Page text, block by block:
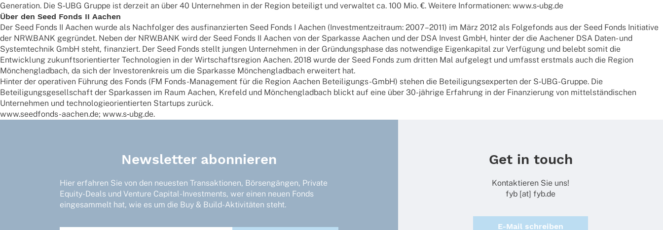
Gene­ra­tion. Die S‑UBG Gruppe ist derzeit an über 40 Unter­neh­men in der Region betei­ligt und verwal­tet ca. 100 Mio. €. Weitere Infor­ma­tio­nen: www.s‑ubg.de
Über den Seed Fonds II Aachen
Der Seed Fonds II Aachen wurde als Nach­fol­ger des ausfi­nan­zier­ten Seed Fonds I Aachen (Invest­ment­zeit­raum: 2007–2011) im März 2012 als Folge­fonds aus der Seed Fonds Initia­tive
der NRW.BANK gegrün­det. Neben der NRW.BANK wird der Seed Fonds II Aachen von der Spar­kasse Aachen und der DSA Invest GmbH, hinter der die Aache­ner DSA Daten- und
System­tech­nik GmbH steht, finan­ziert. Der Seed Fonds stellt jungen Unter­neh­men in der Grün­dungs­phase das notwen­dige Eigen­ka­pi­tal zur Verfü­gung und belebt somit die
Entwick­lung zukunfts­ori­en­tier­ter Tech­no­lo­gien in der Wirt­schafts­re­gion Aachen. 2018 wurde der Seed Fonds zum drit­ten Mal aufge­legt und umfasst erst­mals auch die Region
Mönchen­glad­bach, da sich der Inves­to­ren­kreis um die Spar­kasse Mönchen­glad­bach erwei­tert hat.
Hinter der opera­ti­ven Führung des Fonds (FM Fonds-Manage­ment für die Region Aachen Betei­li­gungs-GmbH) stehen die Betei­li­gungs­exper­ten der S‑UBG-Gruppe. Die
Betei­li­gungs­ge­sell­schaft der Spar­kas­sen im Raum Aachen, Krefeld und Mönchen­glad­bach blickt auf eine über 30-jährige Erfah­rung in der Finan­zie­rung von mittel­stän­di­schen
Unter­neh­men und tech­no­lo­gie­ori­en­tier­ten Start­ups zurück.
www.seedfonds-aachen.de; www.s‑ubg.de.
Newsletter abonnieren
Hier erfahren Sie von den neuesten Transaktionen, Börsengängen, Private
Equity-Deals und Venture Capital-Investments, wer einen neuen Fonds
eingesammelt hat, wie es um die Buy & Build-Aktivitäten steht.
Get in touch
Kontaktieren Sie uns!
fyb [at] fyb.de
E-Mail schreiben